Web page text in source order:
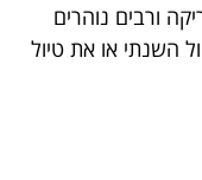
ורבים נוהרים
השנתי או את טיול